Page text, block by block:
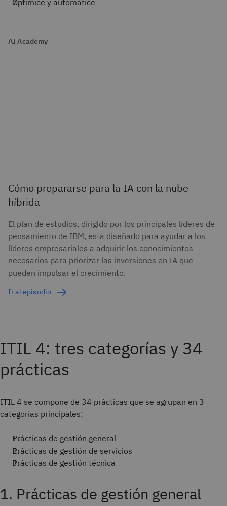
Optimice y automatice
AI Academy
Cómo prepararse para la IA con la nube
híbrida
El plan de estudios, dirigido por los principales líderes de
pensamiento de IBM, está diseñado para ayudar a los
líderes empresariales a adquirir los conocimientos
necesarios para priorizar las inversiones en IA que
pueden impulsar el crecimiento.
Ir al episodio
ITIL 4: tres categorías y 34
prácticas
ITIL 4 se compone de 34 prácticas que se agrupan en 3
categorías principales:
Prácticas de gestión general
Prácticas de gestión de servicios
Prácticas de gestión técnica
1. Prácticas de gestión general